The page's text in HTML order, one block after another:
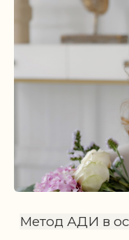
Метод АДИ в
© Все права
Любое копирование